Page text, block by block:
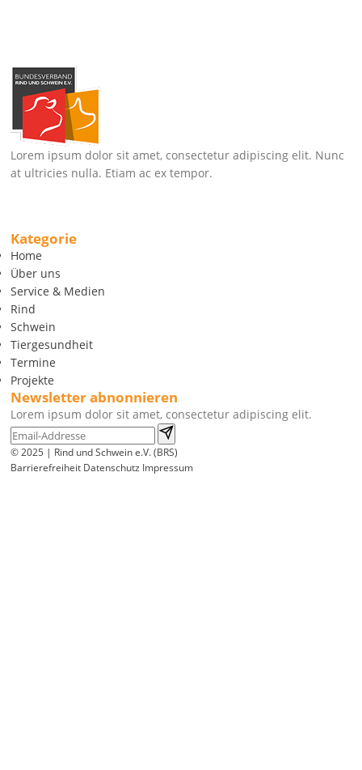
Lorem ipsum dolor sit amet, consectetur adipiscing elit. Nunc
at ultricies nulla. Etiam ac ex tempor.
Kategorie
Home
Über uns
Service & Medien
Rind
Schwein
Tiergesundheit
Termine
Projekte
Newsletter abnonnieren
Lorem ipsum dolor sit amet, consectetur adipiscing elit.
© 2025 | Rind und Schwein e.V. (BRS)
Barrierefreiheit Datenschutz Impressum